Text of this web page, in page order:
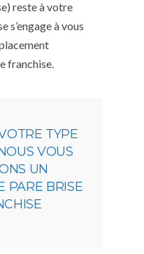
reste à votre
s’engage à vous
franchise.
TYPE
VOUS
UN
PARE BRISE